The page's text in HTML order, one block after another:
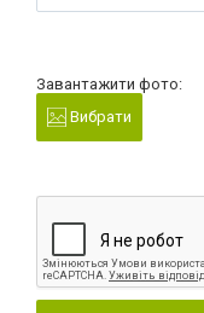
Завантажити фото:
Вибрати